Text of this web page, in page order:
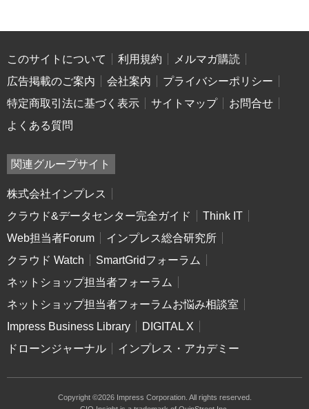
このサイトについて 利用規約
メルマガ購読
広告掲載のご案内
会社案内
プライバシーポリシー
特定商取引法に基づく表示
サイトマップ
お問合せ
よくある質問
関連グループサイト
株式会社インプレス
クラウド&データセンター完全ガイド
Think IT
Web担当者Forum
インプレス総合研究所
クラウド Watch
SmartGridフォーラム
ネットショップ担当者フォーラム
ネットショップ担当者フォーラムお悩み相談室
Impress Business Library
DIGITAL X
ドローンジャーナル
インプレス・アカデミー
Copyright ©2026 Impress Corporation. All rights reserved.